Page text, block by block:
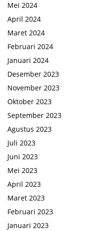
Mei 2024
April 2024
Maret 2024
Februari 2024
Januari 2024
Desember 2023
November 2023
Oktober 2023
September 2023
Agustus 2023
Juli 2023
Juni 2023
Mei 2023
April 2023
Maret 2023
Februari 2023
Januari 2023